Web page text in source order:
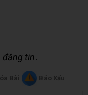
đăng tin.
Bài Báo Xấu